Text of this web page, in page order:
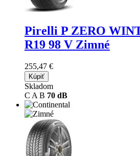
Pirelli P ZERO
R19 98 V Zimné
255,47 €
Kúpiť
Skladom
C A B 70 dB